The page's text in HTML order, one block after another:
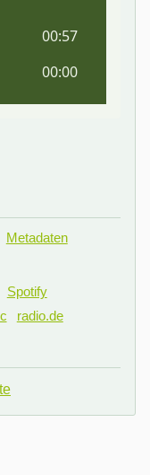
Metadaten
Spotify
radio.de